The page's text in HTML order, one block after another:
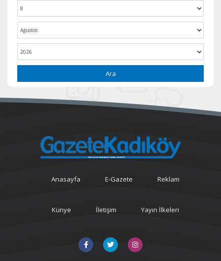
Ara
Anasayfa E-Gazete Reklam
Künye İletişim Yayın İlkeleri